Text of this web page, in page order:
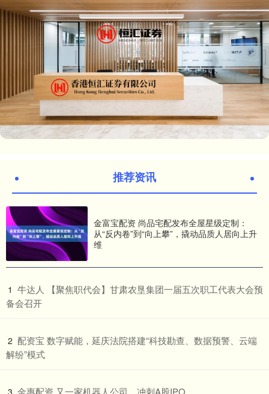
推荐资讯
金富宝配资 尚品宅配发布全屋星级定制：
从“反内卷”到“向上攀”，撬动品质人居向上升
维
1 ​牛达人 【聚焦职代会】甘肃农垦集团一届五次职工代表大会预
备会召开
2 ​配资宝 数字赋能，延庆法院搭建“科技勘查、数据预警、云端
解纷”模式
3 ​金惠配资 又一家机器人公司，冲刺A股IPO